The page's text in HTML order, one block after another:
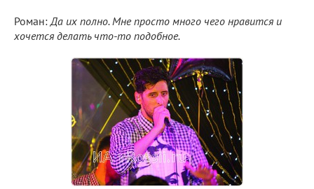
Роман:Да их полно. Мне просто много чего нравится и
хочется делать что-то подобное.